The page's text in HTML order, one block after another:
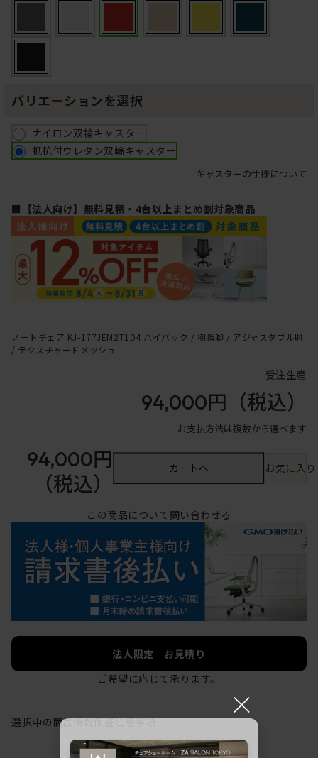
バリエーションを選択
ナイロン双輪キャスター
抵抗付ウレタン双輪キャスター
キャスターの仕様について
■【法人向け】無料見積・4台以上まとめ割対象商品
ノートチェア KJ-177JEM2T1D4 ハイバック / 樹脂脚 / アジャスタブル肘
/ テクスチャードメッシュ
受注生産
94,000円 （税込）
お支払方法は複数から選べます
94,000円
（税込）
カートへ お気に入
この商品について問い合わせる
法人限定 お見積り
ご希望に応じて承ります。
選択中の商品情報保証注意事項
×